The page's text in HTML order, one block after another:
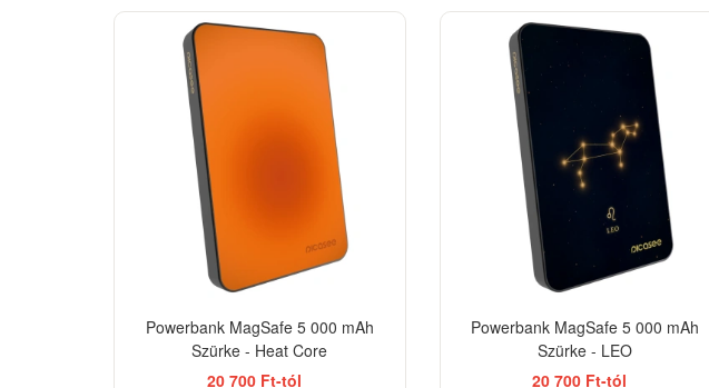
Powerbank MagSafe 5 000 mAh
Szürke - Heat Core
20 700 Ft-tól
Powerbank MagSafe 5 000 mAh
Szürke - LEO
20 700 Ft-tól